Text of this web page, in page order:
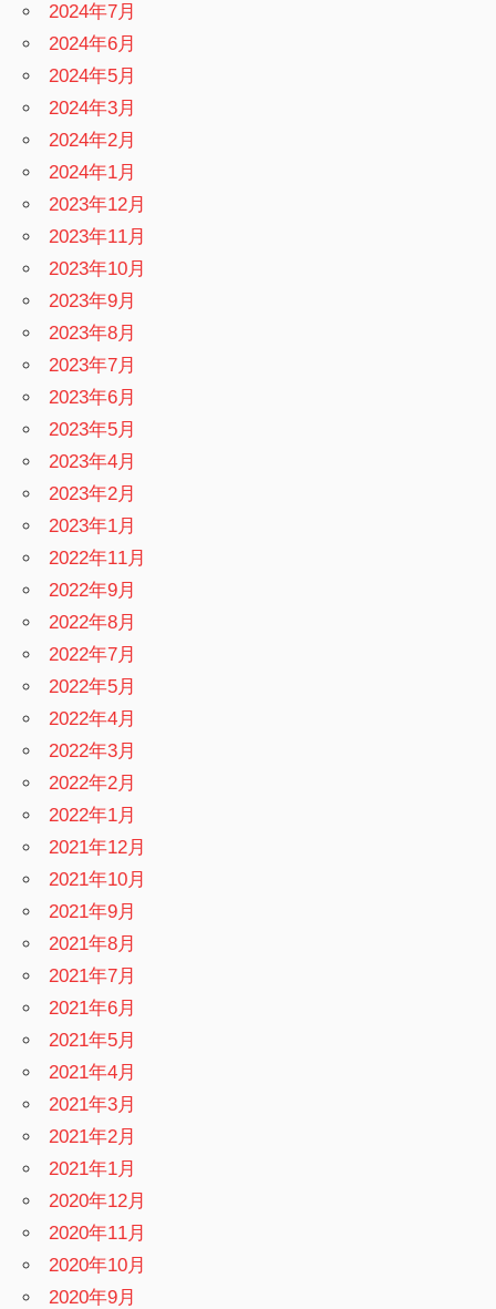
2024年7月
2024年6月
2024年5月
2024年3月
2024年2月
2024年1月
2023年12月
2023年11月
2023年10月
2023年9月
2023年8月
2023年7月
2023年6月
2023年5月
2023年4月
2023年2月
2023年1月
2022年11月
2022年9月
2022年8月
2022年7月
2022年5月
2022年4月
2022年3月
2022年2月
2022年1月
2021年12月
2021年10月
2021年9月
2021年8月
2021年7月
2021年6月
2021年5月
2021年4月
2021年3月
2021年2月
2021年1月
2020年12月
2020年11月
2020年10月
2020年9月